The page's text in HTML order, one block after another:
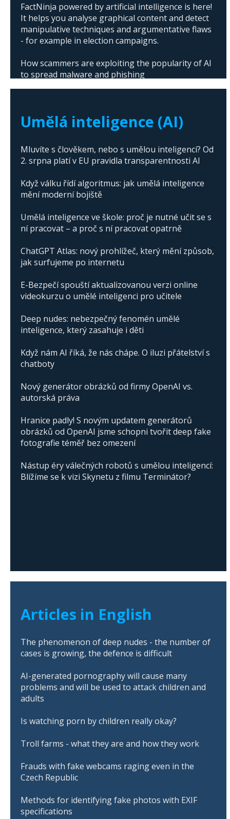
FactNinja powered by artificial intelligence is here!
It helps you analyse graphical content and detect
manipulative techniques and argumentative flaws
- for example in election campaigns.
How scammers are exploiting the popularity of AI
to spread malware and phishing
Umělá inteligence (AI)
Mluvíte s člověkem, nebo s umělou inteligencí? Od
2. srpna platí v EU pravidla transparentnosti AI
Když válku řídí algoritmus: jak umělá inteligence
mění moderní bojiště
Umělá inteligence ve škole: proč je nutné učit se s
ní pracovat – a proč s ní pracovat opatrně
ChatGPT Atlas: nový prohlížeč, který mění způsob,
jak surfujeme po internetu
E-Bezpečí spouští aktualizovanou verzi online
videokurzu o umělé inteligenci pro učitele
Deep nudes: nebezpečný fenomén umělé
inteligence, který zasahuje i děti
Když nám AI říká, že nás chápe. O iluzi přátelství s
chatboty
Nový generátor obrázků od firmy OpenAI vs.
autorská práva
Hranice padly! S novým updatem generátorů
obrázků od OpenAI jsme schopni tvořit deep fake
fotografie téměř bez omezení
Nástup éry válečných robotů s umělou inteligencí:
Blížíme se k vizi Skynetu z filmu Terminátor?
Articles in English
The phenomenon of deep nudes - the number of
cases is growing, the defence is difficult
AI-generated pornography will cause many
problems and will be used to attack children and
adults
Is watching porn by children really okay?
Troll farms - what they are and how they work
Frauds with fake webcams raging even in the
Czech Republic
Methods for identifying fake photos with EXIF
specifications